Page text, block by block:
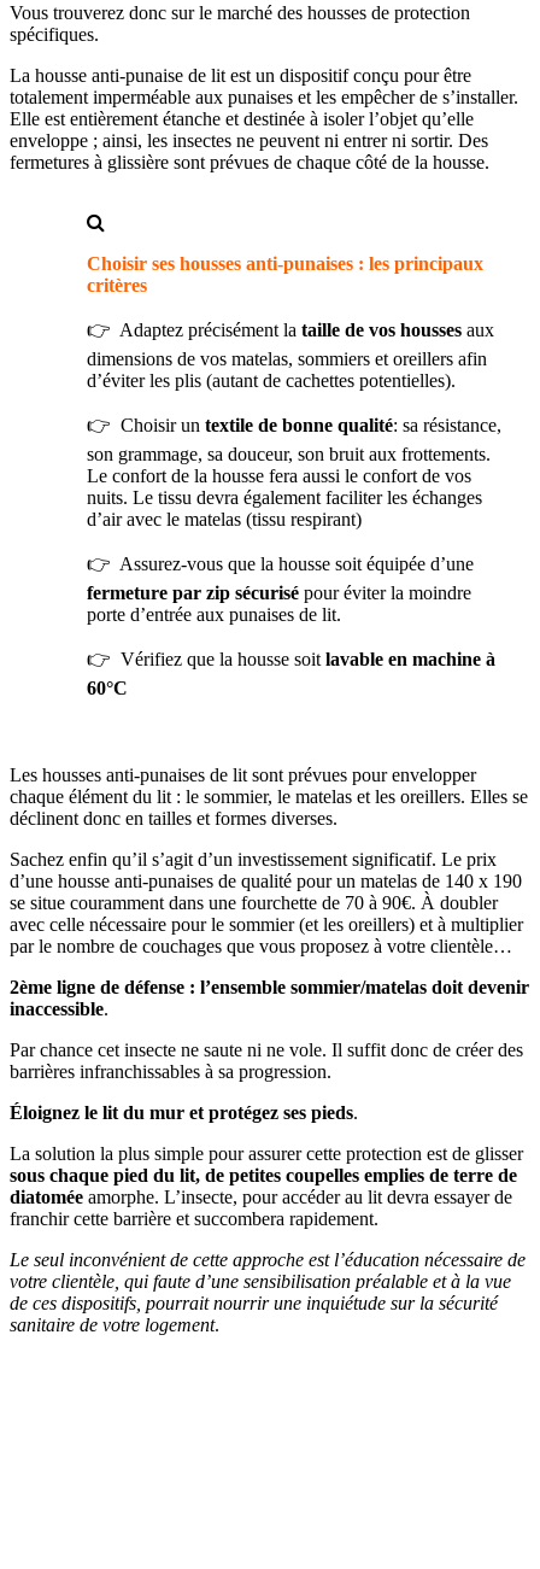
Vous trouverez donc sur le marché des housses de protection
spécifiques.
La housse anti-punaise de lit est un dispositif conçu pour être
totalement imperméable aux punaises et les empêcher de s’installer.
Elle est entièrement étanche et destinée à isoler l’objet qu’elle
enveloppe ; ainsi, les insectes ne peuvent ni entrer ni sortir. Des
fermetures à glissière sont prévues de chaque côté de la housse.
Choisir ses housses anti-punaises : les principaux
critères
👉 Adaptez précisément la taille de vos housses aux
dimensions de vos matelas, sommiers et oreillers afin
d’éviter les plis (autant de cachettes potentielles).
👉 Choisir un textile de bonne qualité: sa résistance,
son grammage, sa douceur, son bruit aux frottements.
Le confort de la housse fera aussi le confort de vos
nuits. Le tissu devra également faciliter les échanges
d’air avec le matelas (tissu respirant)
👉 Assurez-vous que la housse soit équipée d’une
fermeture par zip sécurisé pour éviter la moindre
porte d’entrée aux punaises de lit.
👉 Vérifiez que la housse soit lavable en machine à
60°C
Les housses anti-punaises de lit sont prévues pour envelopper
chaque élément du lit : le sommier, le matelas et les oreillers. Elles se
déclinent donc en tailles et formes diverses.
Sachez enfin qu’il s’agit d’un investissement significatif. Le prix
d’une housse anti-punaises de qualité pour un matelas de 140 x 190
se situe couramment dans une fourchette de 70 à 90€. À doubler
avec celle nécessaire pour le sommier (et les oreillers) et à multiplier
par le nombre de couchages que vous proposez à votre clientèle…
2ème ligne de défense : l’ensemble sommier/matelas doit devenir
inaccessible.
Par chance cet insecte ne saute ni ne vole. Il suffit donc de créer des
barrières infranchissables à sa progression.
Éloignez le lit du mur et protégez ses pieds.
La solution la plus simple pour assurer cette protection est de glisser
sous chaque pied du lit, de petites coupelles emplies de terre de
diatomée amorphe. L’insecte, pour accéder au lit devra essayer de
franchir cette barrière et succombera rapidement.
Le seul inconvénient de cette approche est l’éducation nécessaire de
votre clientèle, qui faute d’une sensibilisation préalable et à la vue
de ces dispositifs, pourrait nourrir une inquiétude sur la sécurité
sanitaire de votre logement.